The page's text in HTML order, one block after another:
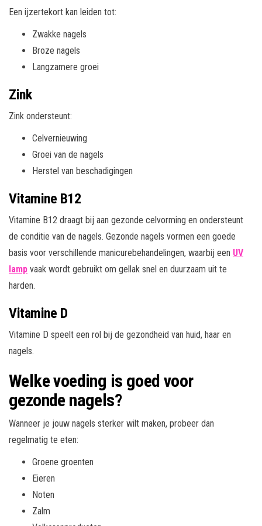
Een ijzertekort kan leiden tot:
Zwakke nagels
Broze nagels
Langzamere groei
Zink
Zink ondersteunt:
Celvernieuwing
Groei van de nagels
Herstel van beschadigingen
Vitamine B12
Vitamine B12 draagt bij aan gezonde celvorming en ondersteunt
de conditie van de nagels. Gezonde nagels vormen een goede
basis voor verschillende manicurebehandelingen, waarbij een UV
lamp vaak wordt gebruikt om gellak snel en duurzaam uit te
harden.
Vitamine D
Vitamine D speelt een rol bij de gezondheid van huid, haar en
nagels.
Welke voeding is goed voor
gezonde nagels?
Wanneer je jouw nagels sterker wilt maken, probeer dan
regelmatig te eten:
Groene groenten
Eieren
Noten
Zalm